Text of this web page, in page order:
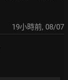
19小時前, 08/07